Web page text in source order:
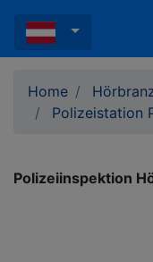
Home
Polizeistation
Polizeiinspektion